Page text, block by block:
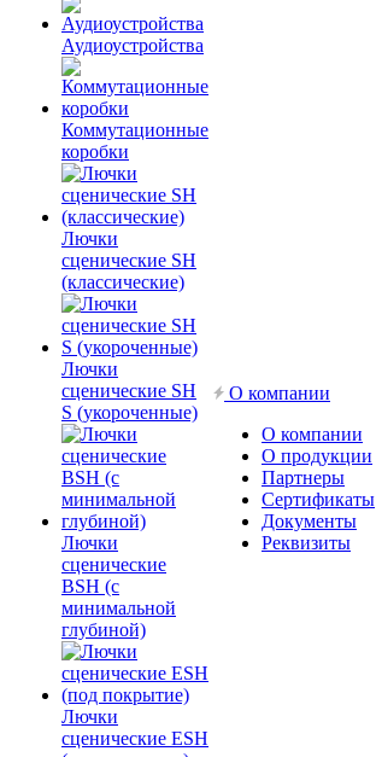
Аудиоустройства
Коммутационные
коробки
Лючки
сценические SH
(классические)
Лючки
сценические SH
S (укороченные)
Лючки
сценические
BSH (с
минимальной
глубиной)
Лючки
сценические ESH
О компании
О компании
О продукции
Партнеры
Сертификаты
Документы
Реквизиты